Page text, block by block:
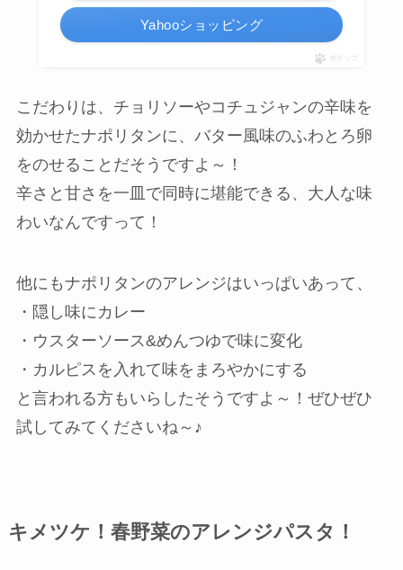
Yahooショッピング
ポチップ
こだわりは、チョリソーやコチュジャンの辛味を
効かせたナポリタンに、バター風味のふわとろ卵
をのせることだそうですよ～！
辛さと甘さを一皿で同時に堪能できる、大人な味
わいなんですって！
他にもナポリタンのアレンジはいっぱいあって、
・隠し味にカレー
・ウスターソース&めんつゆで味に変化
・カルピスを入れて味をまろやかにする
と言われる方もいらしたそうですよ～！ぜひぜひ
試してみてくださいね～♪
キメツケ！春野菜のアレンジパスタ！